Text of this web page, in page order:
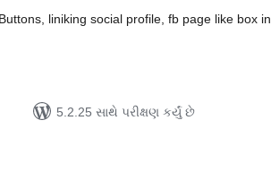
liniking social profile, fb page like box in
5.2.25 સાથે પરીક્ષણ કર્યું છે